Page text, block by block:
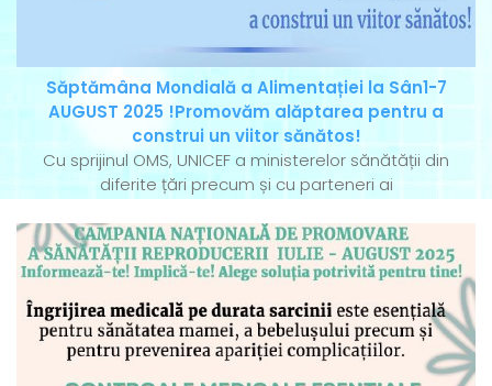
Săptămâna Mondială a Alimentației la Sân1-7
AUGUST 2025 !Promovăm alăptarea pentru a
construi un viitor sănătos!
Cu sprijinul OMS, UNICEF a ministerelor sănătății din
diferite țări precum și cu parteneri ai